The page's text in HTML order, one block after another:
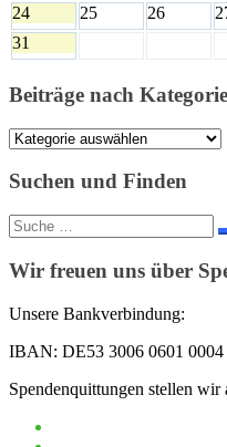
24
25 26
31
Beiträge nach
Beiträge
Kategorien
Suchen und Finden
Suche
nach:
Wir freuen uns über
Unsere Bankverbindung:
IBAN: DE53 3006 0601 0004
Spendenquittungen stellen